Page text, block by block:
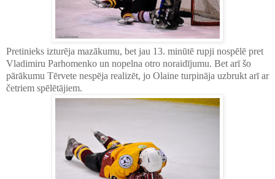
Pretinieks izturēja mazākumu, bet jau 13. minūtē rupji nospēlē pret
Vladimiru Parhomenko un nopelna otro noraidījumu. Bet arī šo
pārākumu Tērvete nespēja realizēt, jo Olaine turpināja uzbrukt arī ar
četriem spēlētājiem.